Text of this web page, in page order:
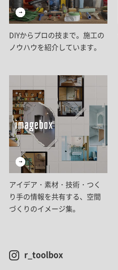
DIYからプロの技まで。施工の
ノウハウを紹介しています。
アイデア・素材・技術・つく
り手の情報を共有する、空間
づくりのイメージ集。
r_toolbox